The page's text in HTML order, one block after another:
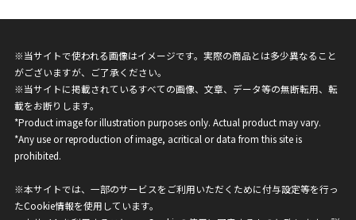
※当サイトで使われる画像はイメージです。実際の商品とは多少異なること
がございますが、ご了承ください。
※当サイトに掲載されているすべての画像、文章、データ等の無断転用、転
載をお断りします。
*Product image for illustration purposes only. Actual product may vary.
*Any use or reproduction of image, acritical or data from this site is
prohibited.
※本サイトでは、一部のサービスをご利用いただくために付与設定等を行っ
たCookie情報を使用しています。